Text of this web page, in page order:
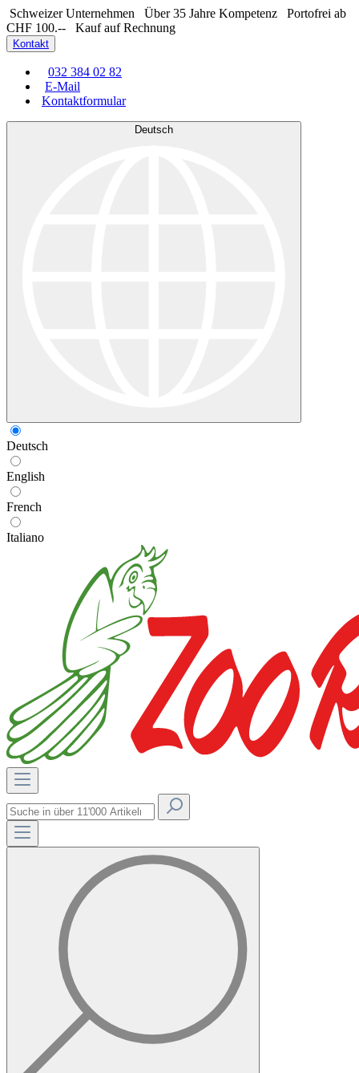
Schweizer Unternehmen Über 35 Jahre Kompetenz
Portofrei ab
CHF 100.--
Kauf auf Rechnung
Kontakt
032 384 02 82
E-Mail
Kontaktformular
Deutsch
Deutsch
English
French
Italiano